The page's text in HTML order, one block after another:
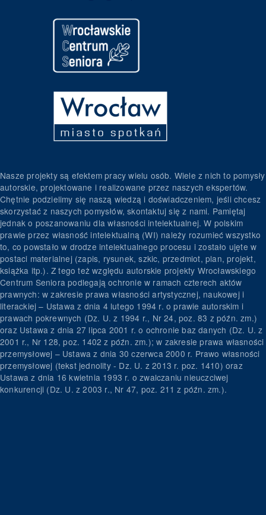
Nasze projekty są efektem pracy wielu osób. Wiele z nich to pomysły
autorskie, projektowane i realizowane przez naszych ekspertów.
Chętnie podzielimy się naszą wiedzą i doświadczeniem, jeśli chcesz
skorzystać z naszych pomysłów, skontaktuj się z nami. Pamiętaj
jednak o poszanowaniu dla własności intelektualnej. W polskim
prawie przez własność intelektualną (WI) należy rozumieć wszystko
to, co powstało w drodze intelektualnego procesu i zostało ujęte w
postaci materialnej (zapis, rysunek, szkic, przedmiot, plan, projekt,
książka itp.). Z tego też względu autorskie projekty Wrocławskiego
Centrum Seniora podlegają ochronie w ramach czterech aktów
prawnych: w zakresie prawa własności artystycznej, naukowej i
literackiej – Ustawa z dnia 4 lutego 1994 r. o prawie autorskim i
prawach pokrewnych (Dz. U. z 1994 r., Nr 24, poz. 83 z późn. zm.)
oraz Ustawa z dnia 27 lipca 2001 r. o ochronie baz danych (Dz. U. z
2001 r., Nr 128, poz. 1402 z późn. zm.); w zakresie prawa własności
przemysłowej – Ustawa z dnia 30 czerwca 2000 r. Prawo własności
przemysłowej (tekst jednolity - Dz. U. z 2013 r. poz. 1410) oraz
Ustawa z dnia 16 kwietnia 1993 r. o zwalczaniu nieuczciwej
konkurencji (Dz. U. z 2003 r., Nr 47, poz. 211 z późn. zm.).